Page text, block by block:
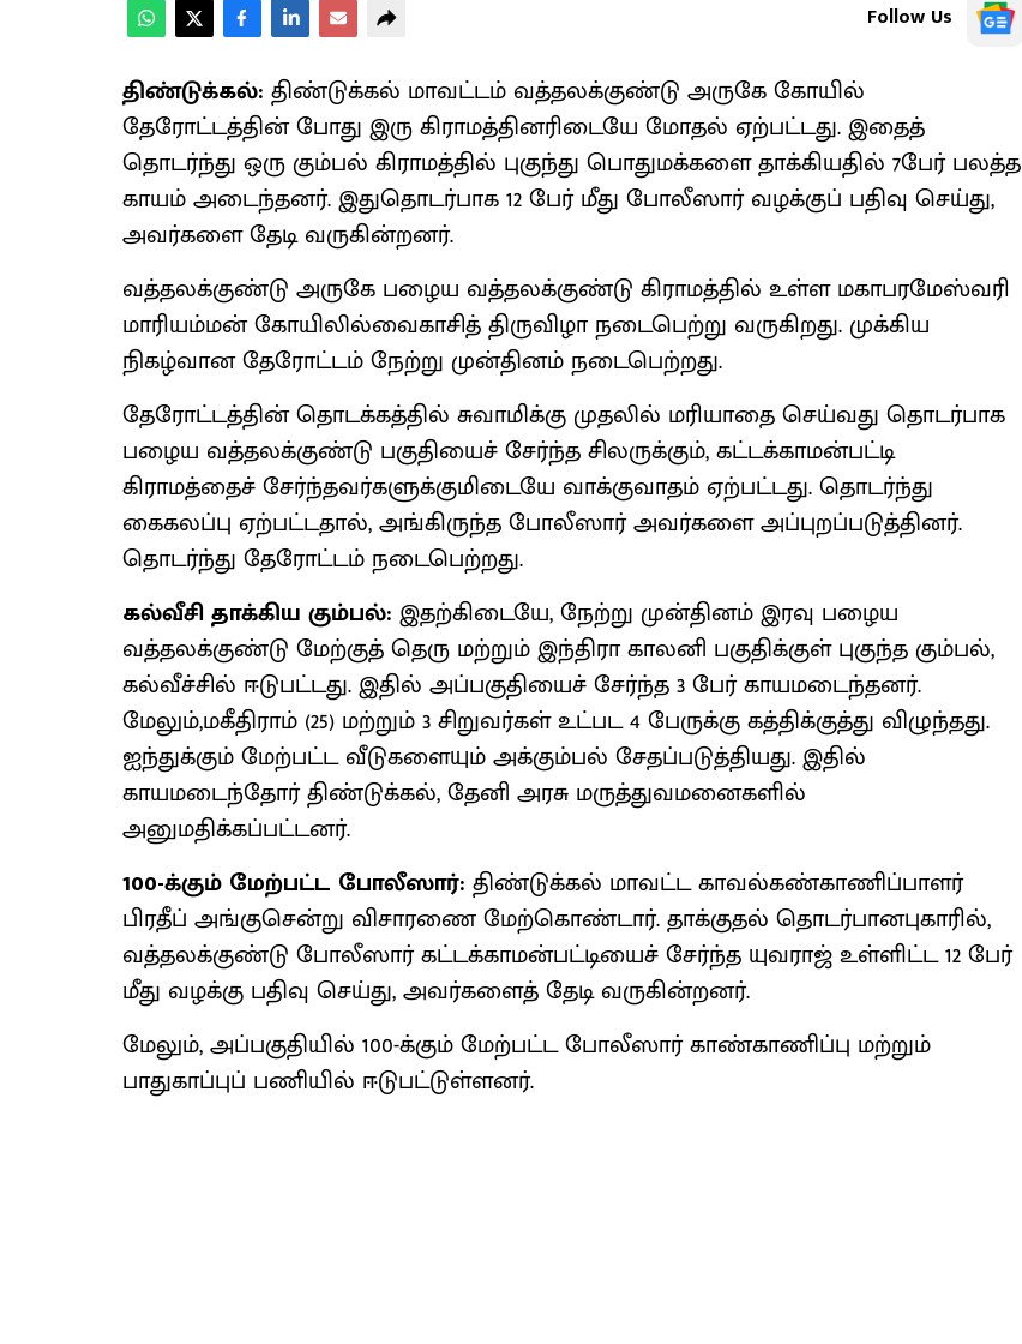
Follow Us
திண்டுக்கல்: திண்டுக்கல் மாவட்டம் வத்தலக்குண்டு அருகே கோயில்
தேரோட்டத்தின் போது இரு கிராமத்தினரிடையே மோதல் ஏற்பட்டது. இதைத்
தொடர்ந்து ஒரு கும்பல் கிராமத்தில் புகுந்து பொதுமக்களை தாக்கியதில் 7பேர் பலத்த
காயம் அடைந்தனர். இதுதொடர்பாக 12 பேர் மீது போலீஸார் வழக்குப் பதிவு செய்து,
அவர்களை தேடி வருகின்றனர்.
வத்தலக்குண்டு அருகே பழைய வத்தலக்குண்டு கிராமத்தில் உள்ள மகாபரமேஸ்வரி
மாரியம்மன் கோயிலில்வைகாசித் திருவிழா நடைபெற்று வருகிறது. முக்கிய
நிகழ்வான தேரோட்டம் நேற்று முன்தினம் நடைபெற்றது.
தேரோட்டத்தின் தொடக்கத்தில் சுவாமிக்கு முதலில் மரியாதை செய்வது தொடர்பாக
பழைய வத்தலக்குண்டு பகுதியைச் சேர்ந்த சிலருக்கும், கட்டக்காமன்பட்டி
கிராமத்தைச் சேர்ந்தவர்களுக்குமிடையே வாக்குவாதம் ஏற்பட்டது. தொடர்ந்து
கைகலப்பு ஏற்பட்டதால், அங்கிருந்த போலீஸார் அவர்களை அப்புறப்படுத்தினர்.
தொடர்ந்து தேரோட்டம் நடைபெற்றது.
கல்வீசி தாக்கிய கும்பல்: இதற்கிடையே, நேற்று முன்தினம் இரவு பழைய
வத்தலக்குண்டு மேற்குத் தெரு மற்றும் இந்திரா காலனி பகுதிக்குள் புகுந்த கும்பல்,
கல்வீச்சில் ஈடுபட்டது. இதில் அப்பகுதியைச் சேர்ந்த 3 பேர் காயமடைந்தனர்.
மேலும்,மகீதிராம் (25) மற்றும் 3 சிறுவர்கள் உட்பட 4 பேருக்கு கத்திக்குத்து விழுந்தது.
ஐந்துக்கும் மேற்பட்ட வீடுகளையும் அக்கும்பல் சேதப்படுத்தியது. இதில்
காயமடைந்தோர் திண்டுக்கல், தேனி அரசு மருத்துவமனைகளில்
அனுமதிக்கப்பட்டனர்.
100-க்கும் மேற்பட்ட போலீஸார்: திண்டுக்கல் மாவட்ட காவல்கண்காணிப்பாளர்
பிரதீப் அங்குசென்று விசாரணை மேற்கொண்டார். தாக்குதல் தொடர்பானபுகாரில்,
வத்தலக்குண்டு போலீஸார் கட்டக்காமன்பட்டியைச் சேர்ந்த யுவராஜ் உள்ளிட்ட 12 பேர்
மீது வழக்கு பதிவு செய்து, அவர்களைத் தேடி வருகின்றனர்.
மேலும், அப்பகுதியில் 100-க்கும் மேற்பட்ட போலீஸார் காண்காணிப்பு மற்றும்
பாதுகாப்புப் பணியில் ஈடுபட்டுள்ளனர்.